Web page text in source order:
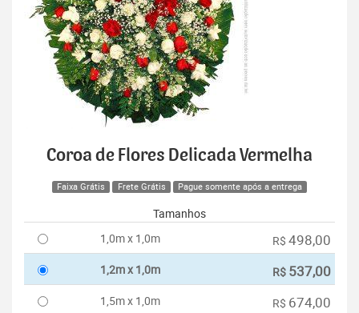
Coroa de Flores Delicada Vermelha
Faixa Grátis Frete Grátis Pague somente após a entrega
Tamanhos
1,0m x 1,0m
R$ 498,00
1,2m x 1,0m R$ 537,00
1,5m x 1,0m R$ 674,00